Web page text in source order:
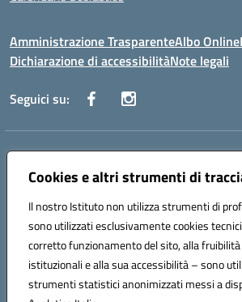
Cookies e altri strumenti di
Il nostro Istituto non utilizza strumenti di
sono utilizzati esclusivamente cookies
corretto funzionamento del sito, alla
istituzionali e alla sua accessibilità – sono
strumenti statistici anonimizzati messi a
Amministrazione TrasparenteAlbo Online
Dichiarazione di accessibilitàNote legali
Seguici su:
Indirizzo:Via Vecchini n. 2, Ancona 60123 - Via
60129
Centralino:
0712805086 Email:
Posta elettronica certificata (PEC):
Codice fiscale: 93122280428
Codice meccanografico:ANIS01200G
Codice Indice delle Pubbliche Amministrazioni
Codice unico di fatturazione (CUF): UF434M